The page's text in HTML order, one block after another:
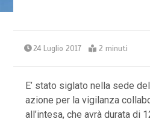
24 Luglio 2017 2 minuti
E’ stato siglato nella sede
azione per la vigilanza
all’intesa, che avrà durata di